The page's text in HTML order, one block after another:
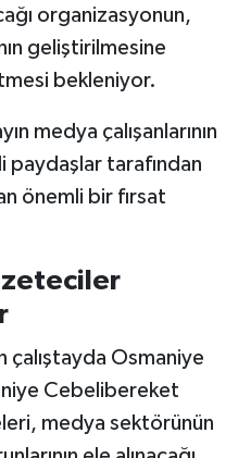
organizasyonun,
geliştirilmesine
bekleniyor.
medya çalışanlarının
paydaşlar tarafından
önemli bir fırsat
çalıştayda Osmaniye
Cebelibereket
medya sektörünün